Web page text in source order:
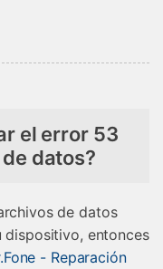
el error 53
datos?󠀲󠀡󠀡󠀣󠀠󠀨󠀣󠀣󠀥󠀳
de datos
dispositivo, entonces
- Reparación